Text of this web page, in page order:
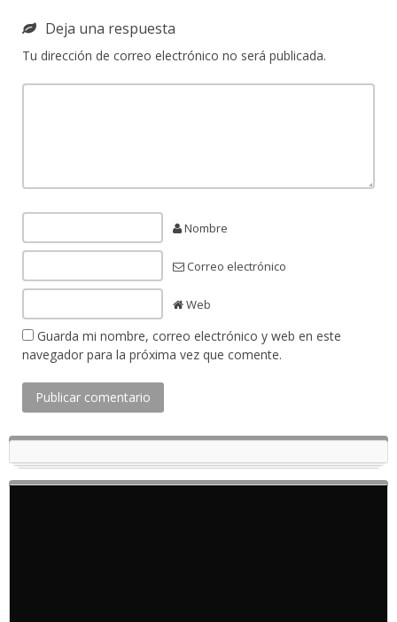
Deja una respuesta
Tu dirección de correo electrónico no será publicada.
Nombre
Correo electrónico
Web
Guarda mi nombre, correo electrónico y web en este
navegador para la próxima vez que comente.